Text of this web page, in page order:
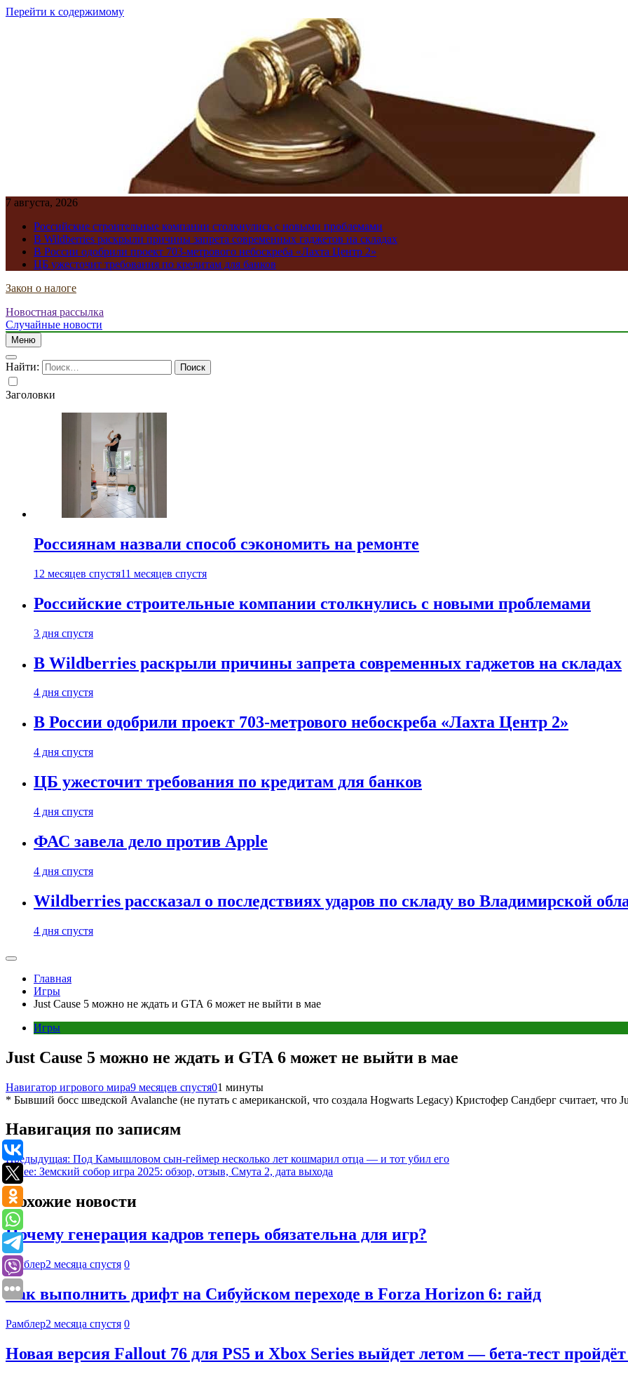
Перейти к содержимому
7 августа, 2026
Российские строительные компании столкнулись с новыми проблемами
В Wildberries раскрыли причины запрета современных гаджетов на складах
В России одобрили проект 703-метрового небоскреба «Лахта Центр 2»
ЦБ ужесточит требования по кредитам для банков
Закон о налоге
Новостная рассылка
Случайные новости
Меню
Найти:
Заголовки
Россиянам назвали способ сэкономить на ремонте
12 месяцев спустя11 месяцев спустя
Российские строительные компании столкнулись с новыми проблемами
3 дня спустя
В Wildberries раскрыли причины запрета современных гаджетов на складах
4 дня спустя
В России одобрили проект 703-метрового небоскреба «Лахта Центр 2»
4 дня спустя
ЦБ ужесточит требования по кредитам для банков
4 дня спустя
ФАС завела дело против Apple
4 дня спустя
Wildberries рассказал о последствиях ударов по складу во Владимирской
4 дня спустя
Главная
Игры
Just Cause 5 можно не ждать и GTA 6 может не выйти в мае
Игры
Just Cause 5 можно не ждать и GTA 6 может не выйти в мае
Навигатор игрового мира9 месяцев спустя01 минуты
* Бывший босс шведской Avalanche (не путать с американской, что создала Hogwarts Legacy) Кристофер Сандберг считает, что
Навигация по записям
Предыдущая: Под Камышловом сын-геймер несколько лет кошмарил отца — и тот убил его
Далее: Земский собор игра 2025: обзор, отзыв, Смута 2, дата выхода
Похожие новости
Почему генерация кадров теперь обязательна для игр?
Рамблер2 месяца спустя 0
Как выполнить дрифт на Сибуйском переходе в Forza Horizon 6: гайд
Рамблер2 месяца спустя 0
Новая версия Fallout 76 для PS5 и Xbox Series выйдет летом — бета-тест